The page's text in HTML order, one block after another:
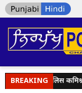
BREAKING
पर पुलिस कमिश्नर